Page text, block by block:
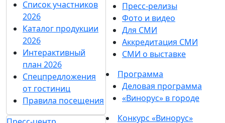
Какой была винная отрасль в 2023: тренды, события,
влияние на «Винорус.Винотех»
06 февраля 2024